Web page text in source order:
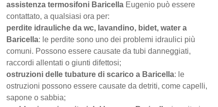
assistenza termosifoni Baricella Eugenio può essere
contattato, a qualsiasi ora per:
perdite idrauliche da wc, lavandino, bidet, water a
Baricella: le perdite sono uno dei problemi idraulici più
comuni. Possono essere causate da tubi danneggiati,
raccordi allentati o giunti difettosi;
ostruzioni delle tubature di scarico a Baricella: le
ostruzioni possono essere causate da detriti, come capelli,
sapone o sabbia;